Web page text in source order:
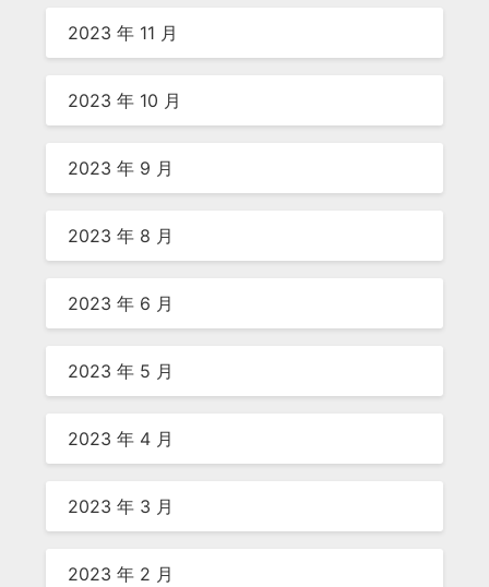
2023 年 11 月
2023 年 10 月
2023 年 9 月
2023 年 8 月
2023 年 6 月
2023 年 5 月
2023 年 4 月
2023 年 3 月
2023 年 2 月